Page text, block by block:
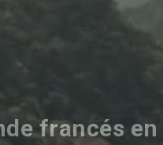
francés